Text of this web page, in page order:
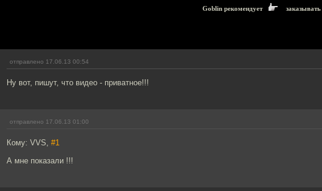
Goblin рекомендует заказывать
отправлено 17.06.13 00:54
Ну вот, пишут, что видео - приватное!!!
отправлено 17.06.13 01:00
Кому: VVS, #1
А мне показали !!!